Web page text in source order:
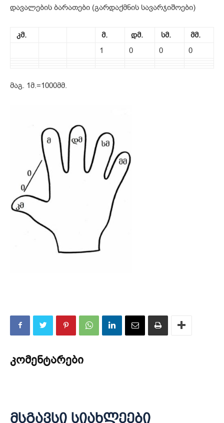
დავალების ბარათები (გარდაქმნის სავარჯიშოები)
კმ. მ. დმ. სმ. მმ.
1
0 0 0
მაგ. 1მ.=1000მმ.
კომენტარები
მსგავსი სიახლეები